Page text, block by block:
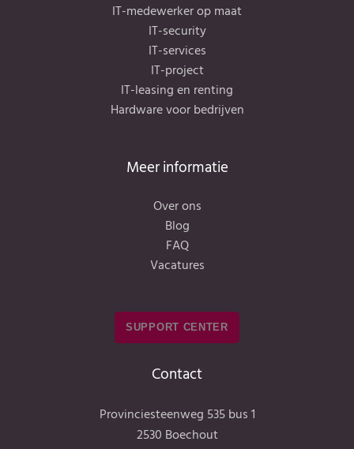
IT-medewerker op maat
IT-security
IT-services
IT-project
IT-leasing en renting
Hardware voor bedrijven
Meer informatie
Over ons
Blog
FAQ
Vacatures
SUPPORT CENTER
Contact
Provinciesteenweg 535 bus 1
2530 Boechout